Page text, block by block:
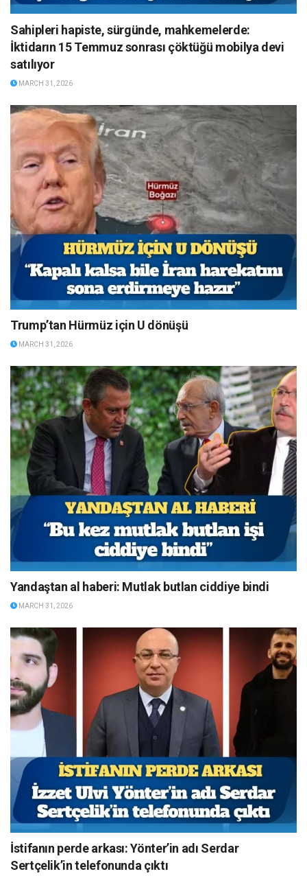
Sahipleri hapiste, sürgünde, mahkemelerde:
İktidarın 15 Temmuz sonrası çöktüğü mobilya devi
satılıyor
MARCH 31, 2026
Trump’tan Hürmüz için U dönüşü
MARCH 31, 2026
Yandaştan al haberi: Mutlak butlan ciddiye bindi
MARCH 31, 2026
İstifanın perde arkası: Yönter’in adı Serdar
Sertçelik’in telefonunda çıktı